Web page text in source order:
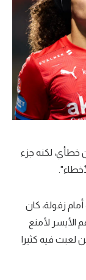
خطأي، لكنه جزء
زفولة، كان
لأمنع
لعبت فيه كثيرا